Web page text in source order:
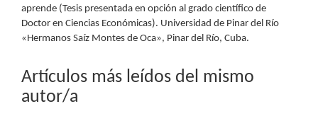
aprende (Tesis presentada en opción al grado científico de
Doctor en Ciencias Económicas). Universidad de Pinar del Río
«Hermanos Saíz Montes de Oca», Pinar del Río, Cuba.
Artículos más leídos del mismo
autor/a